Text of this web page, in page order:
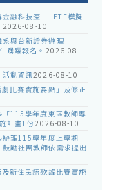
融科技盃 － ETF模擬
2026-08-10
與台新證券辦理
踴躍報名。 2026-08-
活動資訊2026-08-10
比賽實施要點」及修正
115學年度東區教師專
計畫1份2026-08-10
辦理115學年度上學期
鼓勵社團教師依需求提出
新住民語歌謠比賽實施